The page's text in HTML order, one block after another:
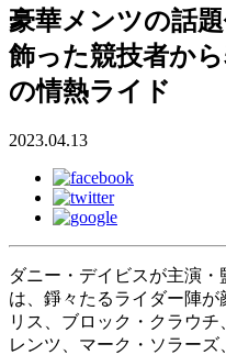
豪華メンツの話
飾った競技者か
の情熱ライド
2023.04.13
ダニー・デイビスが主演
は、錚々たるライダー陣
リス、ブロック・クラウ
レンツ、マーク・ソラー